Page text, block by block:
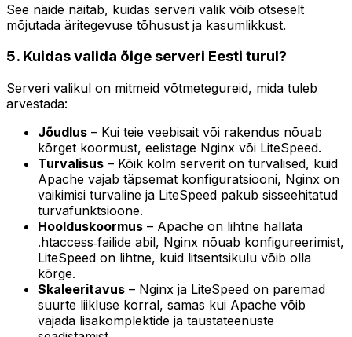
See näide näitab, kuidas serveri valik võib otseselt
mõjutada äritegevuse tõhusust ja kasumlikkust.
5. Kuidas valida õige serveri Eesti turul?
Serveri valikul on mitmeid võtmetegureid, mida tuleb
arvestada:
Jõudlus – Kui teie veebisait või rakendus nõuab
kõrget koormust, eelistage Nginx või LiteSpeed.
Turvalisus – Kõik kolm serverit on turvalised, kuid
Apache vajab täpsemat konfiguratsiooni, Nginx on
vaikimisi turvaline ja LiteSpeed pakub sisseehitatud
turvafunktsioone.
Hoolduskoormus – Apache on lihtne hallata
.htaccess‑failide abil, Nginx nõuab konfigureerimist,
LiteSpeed on lihtne, kuid litsentsikulu võib olla
kõrge.
Skaleeritavus – Nginx ja LiteSpeed on paremad
suurte liikluse korral, samas kui Apache võib
vajada lisakomplektide ja taustateenuste